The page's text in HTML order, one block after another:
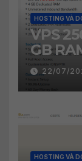
HOSTING VÀ
VPS
GB
30$/
22/07/
HOSTING VÀ